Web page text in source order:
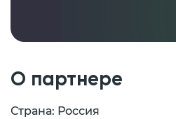
О партнере
Страна: Россия